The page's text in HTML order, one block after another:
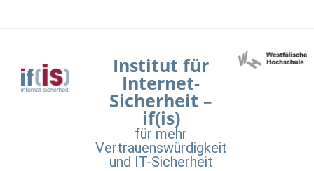
Institut für
Internet-
Sicherheit –
if(is)
für mehr
Vertrauenswürdigkeit
und IT-Sicherheit